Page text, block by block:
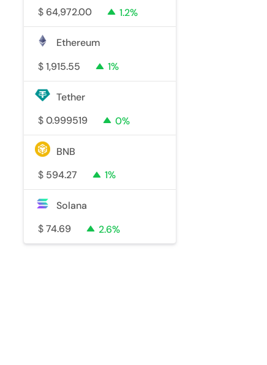
$ 64,972.00 1.2%
Ethereum
$ 1,915.55 1%
Tether
$ 0.999519 0%
BNB
$ 594.27 1%
Solana
$ 74.69 2.6%